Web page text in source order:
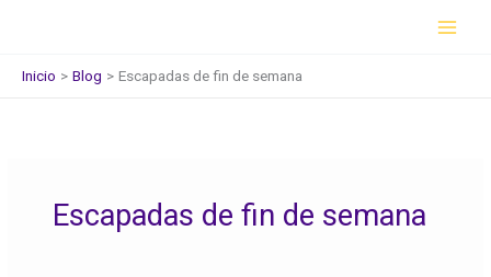
Inicio
Blog Escapadas de fin de semana
Escapadas de fin de semana